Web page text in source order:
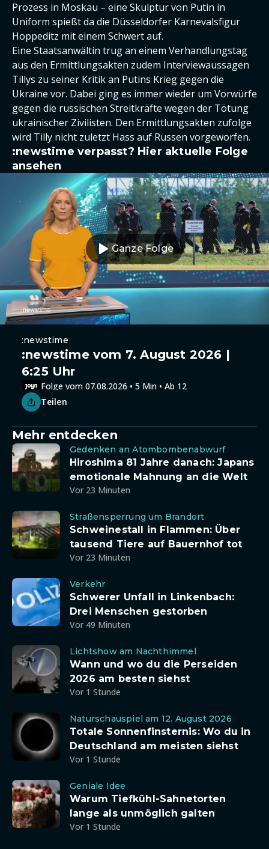
Prozess in Moskau – eine Skulptur von Putin in
Uniform spießt da die Düsseldorfer Karnevalsfigur
Hoppeditz mit einem Schwert auf.
Eine Staatsanwältin trug an einem Verhandlungstag
aus den Ermittlungsakten zudem Interviewaussagen
Tillys zu seiner Kritik an Putins Krieg gegen die
Ukraine vor. Dabei ging es immer wieder um Vorwürfe
gegen die russischen Streitkräfte wegen der Tötung
ukrainischer Zivilisten. Den Ermittlungsakten zufolge
wird Tilly nicht zuletzt Hass auf Russen vorgeworfen.
:newstime verpasst? Hier aktuelle Folge
ansehen
Ganze Folge
:newstime
:newstime vom 7. August 2026 |
6:25 Uhr
Folge vom 07.08.2026 • 5 Min • Ab 12
Teilen
Mehr entdecken
Gedenken an Atombombenabwurf
Hiroshima 81 Jahre danach: Japans
emotionale Mahnung an die Welt
Vor 23 Minuten
Straßensperrung um Brandort
Schweinestall in Flammen: Über
tausend Tiere auf Bauernhof tot
Vor 23 Minuten
Verkehr
Schwerer Unfall in Linkenbach:
Drei Menschen gestorben
Vor 49 Minuten
Lichtshow am Nachthimmel
Wann und wo du die Perseiden
2026 am besten siehst
Vor 1 Stunde
Naturschauspiel am 12. August 2026
Totale Sonnenfinsternis: Wo du in
Deutschland am meisten siehst
Vor 1 Stunde
Geniale Idee
Warum Tiefkühl-Sahnetorten
lange als unmöglich galten
Vor 1 Stunde